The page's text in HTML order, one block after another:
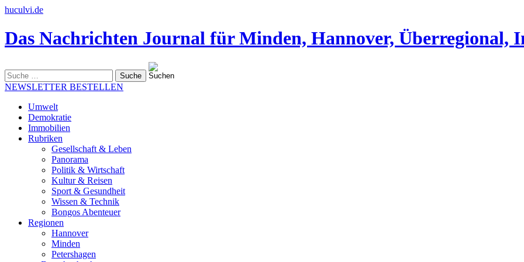
huculvi.de
Das Nachrichten Journal für Minden, Hannover, Überregional,
nach:
NEWSLETTER BESTELLEN
Umwelt
Demokratie
Immobilien
Rubriken
Gesellschaft & Leben
Panorama
Politik & Wirtschaft
Kultur & Reisen
Sport & Gesundheit
Wissen & Technik
Bongos Abenteuer
Regionen
Hannover
Minden
Petershagen